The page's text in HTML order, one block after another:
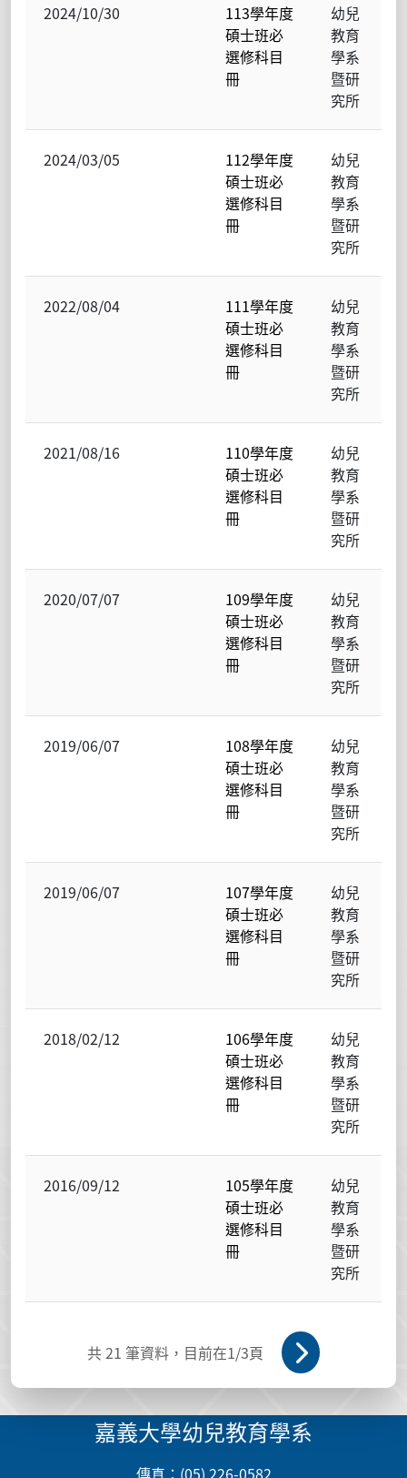
2024/10/30
113學年度
碩士班必
選修科目
冊
幼兒
教育
學系
暨研
究所
2024/03/05
112學年度
碩士班必
選修科目
冊
幼兒
教育
學系
暨研
究所
2022/08/04
111學年度
碩士班必
選修科目
冊
幼兒
教育
學系
暨研
究所
2021/08/16
110學年度
碩士班必
選修科目
冊
幼兒
教育
學系
暨研
究所
2020/07/07
109學年度
碩士班必
選修科目
冊
幼兒
教育
學系
暨研
究所
2019/06/07
108學年度
碩士班必
選修科目
冊
幼兒
教育
學系
暨研
究所
2019/06/07
107學年度
碩士班必
選修科目
冊
幼兒
教育
學系
暨研
究所
2018/02/12
106學年度
碩士班必
選修科目
冊
幼兒
教育
學系
暨研
究所
2016/09/12
105學年度
碩士班必
選修科目
冊
幼兒
教育
學系
暨研
究所
共21 筆資料，目前在1/3頁
嘉義大學幼兒教育學系